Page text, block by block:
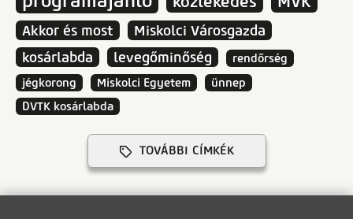
Akkor és most
Miskolci Városgazda
kosárlabda
levegőminőség
rendőrség
jégkorong
Miskolci Egyetem
ünnep
DVTK kosárlabda
TOVÁBBI CÍMKÉK